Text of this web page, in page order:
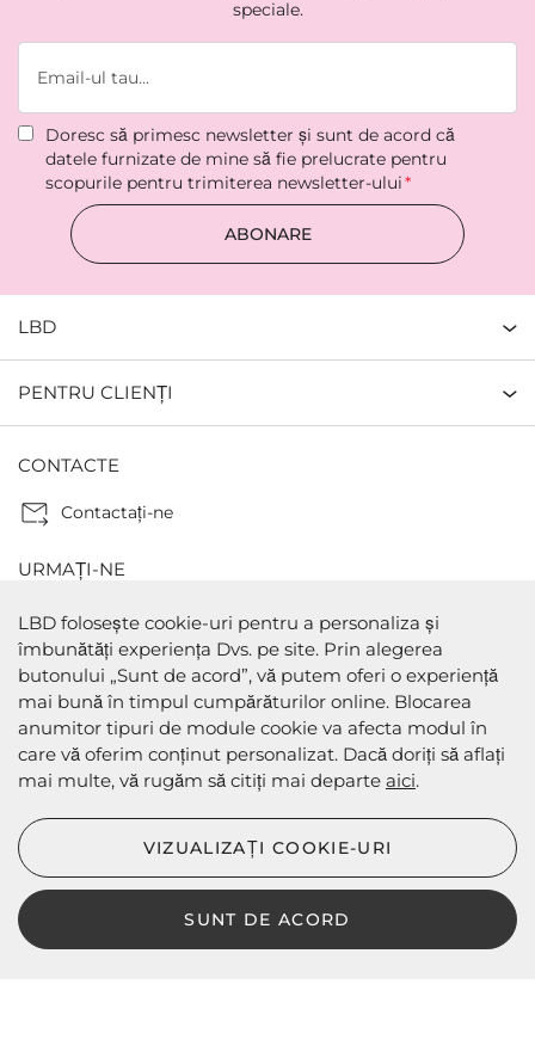
speciale.
Doresc să primesc newsletter şi sunt de acord că
datele furnizate de mine să fie prelucrate pentru
scopurile pentru trimiterea newsletter-ului
ABONARE
LBD
PENTRU CLIENȚI
CONTACTE
Contactaţi-ne
URMAȚI-NE
METODE DE PLATA
METODE DE EXPEDIERE
LBD © 2024 - Toate drepturile rezervate
LBD folosește cookie-uri pentru a personaliza și
îmbunătăți experiența Dvs. pe site. Prin alegerea
butonului „Sunt de acord”, vă putem oferi o experiență
mai bună în timpul cumpărăturilor online. Blocarea
anumitor tipuri de module cookie va afecta modul în
care vă oferim conținut personalizat. Dacă doriți să aflați
mai multe, vă rugăm să citiți mai departe aici.
SUNT DE ACORD
VIZUALIZAȚI COOKIE-URI